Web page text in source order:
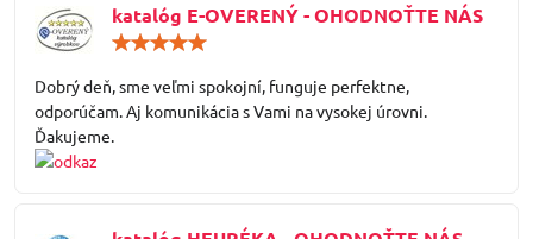
katalóg E-OVERENÝ - OHODNOŤTE NÁS
5
Dobrý deň, sme veľmi spokojní, funguje perfektne,
odporúčam. Aj komunikácia s Vami na vysokej úrovni.
Ďakujeme.